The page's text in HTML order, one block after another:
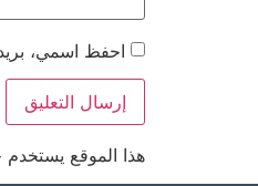
احفظ اسمي،
هذا الموقع